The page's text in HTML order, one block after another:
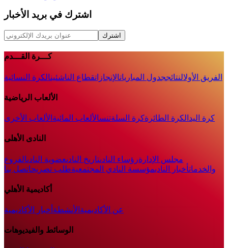
اشترك في بريد الأخبار
اشترك
كـــرة القـــدم
الفريق الأولالنتائججدول المبارياتالإنجازاتقطاع الناشئينالكرة النسائية
الألعاب الرياضية
كرة اليد الكرة الطائرةكرة السلةتنسالألعاب المائية الألعاب الأخرى
النادى الأهلى
مجلس الإدارةرؤساء النادىتاريخ النادىعضوية النادىالفروع
والخدماتأخبار الناديمؤسسة النادي المجتمعيةطلب تصريحاتصل بنا
أكاديمية الأهلي
عن الأكاديمية الأنشطة أخبار الأكاديمية
الوسائط والفيديوهات